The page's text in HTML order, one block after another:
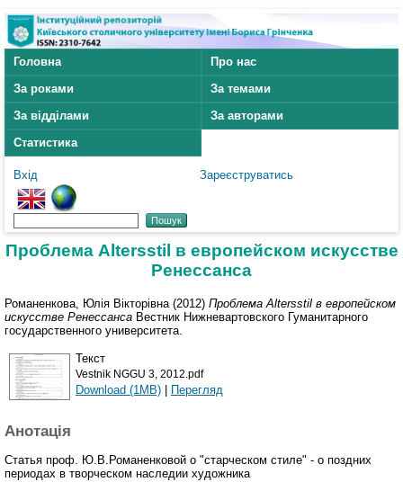
Головна
Про нас
За роками
За темами
За відділами
За авторами
Статистика
Вхід Зареєструватись
Проблема Altersstil в европейском искусстве
Ренессанса
Романенкова, Юлія Вікторівна (2012) Проблема Altersstil в европейском
искусстве Ренессанса Вестник Нижневартовского Гуманитарного
государственного университета.
Текст
Vestnik NGGU 3, 2012.pdf
Download (1MB) | Перегляд
Анотація
Статья проф. Ю.В.Романенковой о "старческом стиле" - о поздних
периодах в творческом наследии художника